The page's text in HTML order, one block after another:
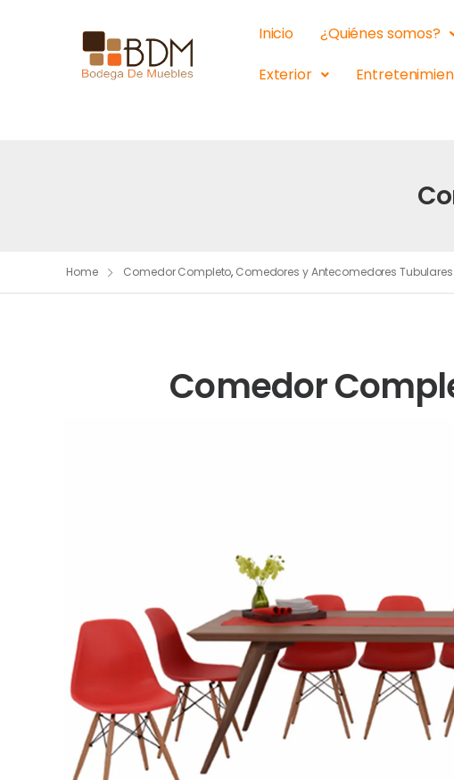
Inicio ¿Quiénes somos?
Exterior
Home Comedor Completo, Comedores y Antecomedores Tubulares
Comedor